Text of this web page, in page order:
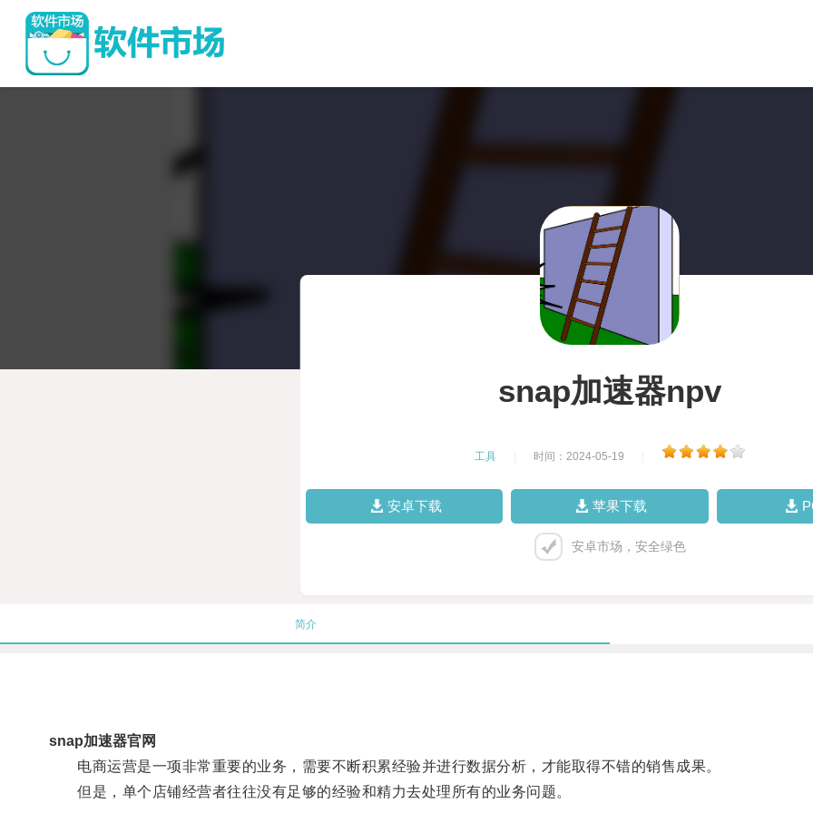
snap加速器npv
工具 时间：2024-05-19
安卓下载 苹果下载
安卓市场，安全绿色
简介
snap加速器官网
电商运营是一项非常重要的业务，需要不断积累经验并进行数据分析，才能取得不错的销售成果。
但是，单个店铺经营者往往没有足够的经验和精力去处理所有的业务问题。